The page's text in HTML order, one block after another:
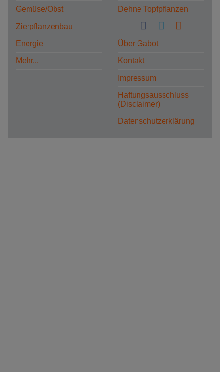
Gemüse/Obst
Zierpflanzenbau
Energie
Mehr...
Dehne Topfpflanzen
Über Gabot
Kontakt
Impressum
Haftungsausschluss
(Disclaimer)
Datenschutzerklärung